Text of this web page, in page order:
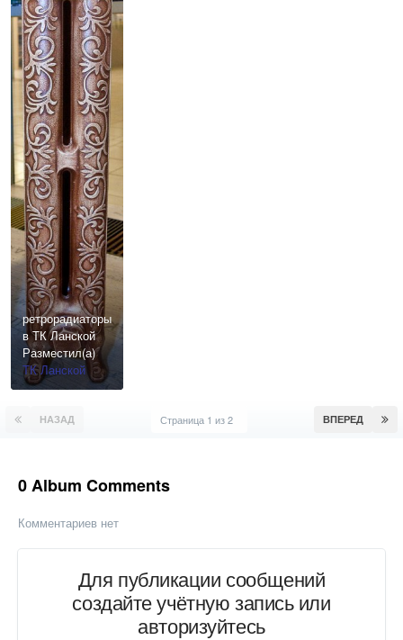
ретрорадиаторы
в ТК Ланской
Разместил(а)
ТК Ланской
НАЗАД ВПЕРЕД
Страница 1 из 2
0 Album Comments
Комментариев нет
Для публикации сообщений
создайте учётную запись или
авторизуйтесь